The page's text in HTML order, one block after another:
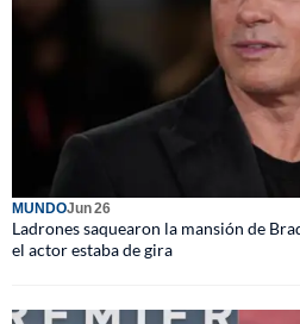
MUNDOJun 26
Ladrones saquearon la mansión de
el actor estaba de gira